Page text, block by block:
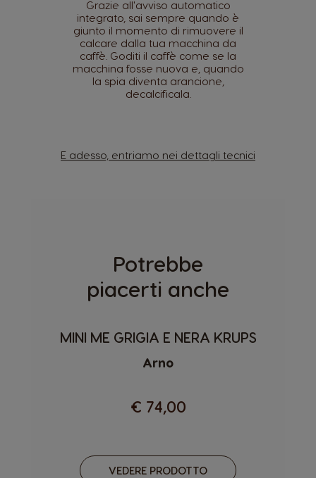
Grazie all'avviso automatico
integrato, sai sempre quando è
giunto il momento di rimuovere il
calcare dalla tua macchina da
caffè. Goditi il caffè come se la
macchina fosse nuova e, quando
la spia diventa arancione,
decalcificala.
E adesso, entriamo nei dettagli tecnici
Potrebbe
piacerti anche
MINI ME GRIGIA E NERA KRUPS
Arno
€ 74,00
VEDERE PRODOTTO